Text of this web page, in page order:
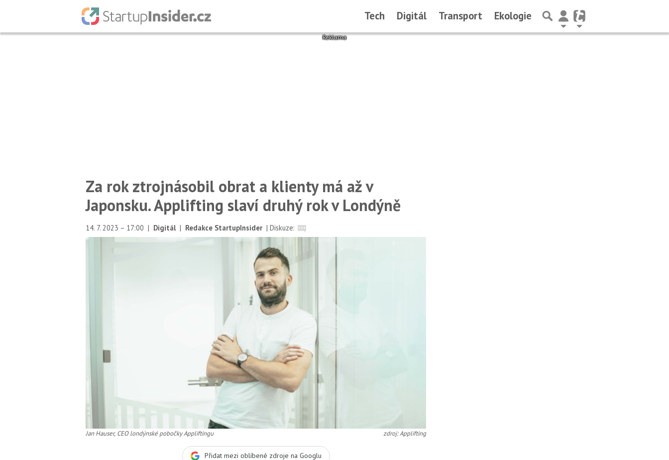
Tech Digitál Transport Ekologie
Za rok ztrojnásobil obrat a klienty má až v
Japonsku. Applifting slaví druhý rok v Londýně
14. 7. 2023 – 17:00 | Digitál | Redakce StartupInsider | Diskuze:
Jan Hauser, CEO londýnské pobočky Appliftingu zdroj: Applifting
Přidat mezi oblíbené zdroje na Googlu